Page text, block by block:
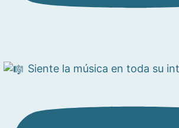
Siente la música en toda su